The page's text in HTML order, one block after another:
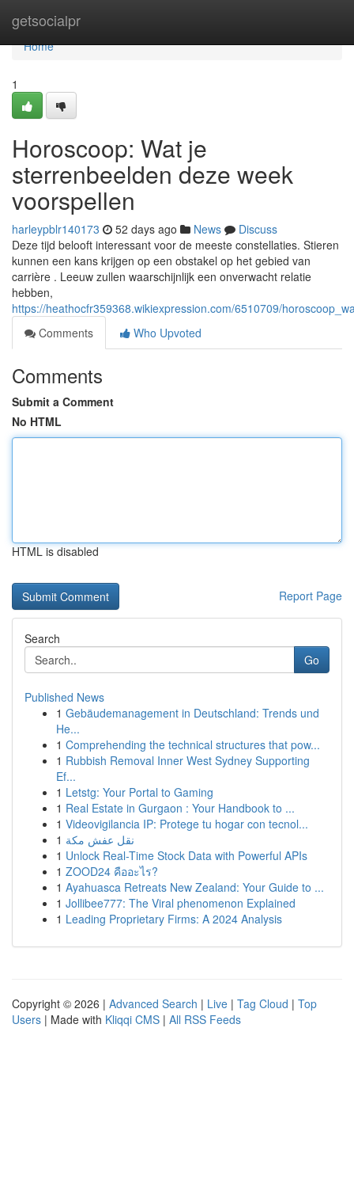
getsocialpr
Home
Home
1
Horoscoop: Wat je
sterrenbeelden deze week
voorspellen
harleypblr140173 52 days ago News
Discuss
Deze tijd belooft interessant voor de meeste constellaties. Stieren
kunnen een kans krijgen op een obstakel op het gebied van
carrière . Leeuw zullen waarschijnlijk een onverwacht relatie
hebben,
https://heathocfr359368.wikiexpression.com/6510709/
Comments
Who Upvoted
Comments
Submit a Comment
No HTML
HTML is disabled
Report Page
Search
Go
Published News
1 Gebäudemanagement in Deutschland: Trends und
He...
1 Comprehending the technical structures that pow...
1 Rubbish Removal Inner West Sydney Supporting
Ef...
1 Letstg: Your Portal to Gaming
1 Real Estate in Gurgaon : Your Handbook to ...
1 Videovigilancia IP: Protege tu hogar con tecnol...
1 نقل عفش مكة
1 Unlock Real-Time Stock Data with Powerful APIs
1 ZOOD24 คืออะไร?
1 Ayahuasca Retreats New Zealand: Your Guide to ...
1 Jollibee777: The Viral phenomenon Explained
1 Leading Proprietary Firms: A 2024 Analysis
Copyright © 2026 | Advanced Search | Live | Tag Cloud | Top
Users | Made with Kliqqi CMS | All RSS Feeds